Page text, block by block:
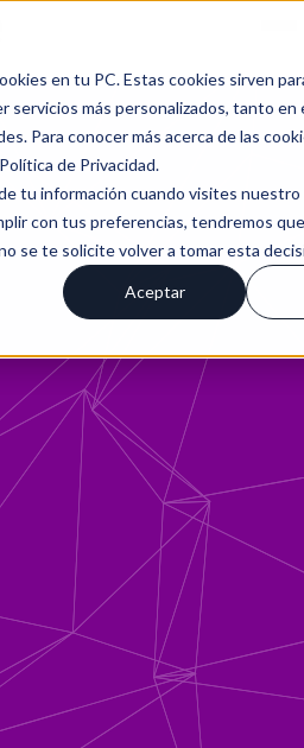
en tu PC. Estas cookies sirven
servicios más personalizados, tanto
Para conocer más acerca de las
de Privacidad.
tu información cuando visites nuestro
con tus preferencias, tendremos
se te solicite volver a tomar esta
Aceptar